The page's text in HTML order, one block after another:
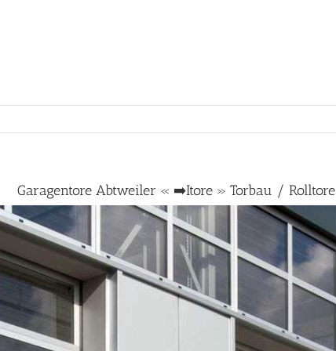
Garagentore Abtweiler « ➡️Itore » Torbau / Rolltore